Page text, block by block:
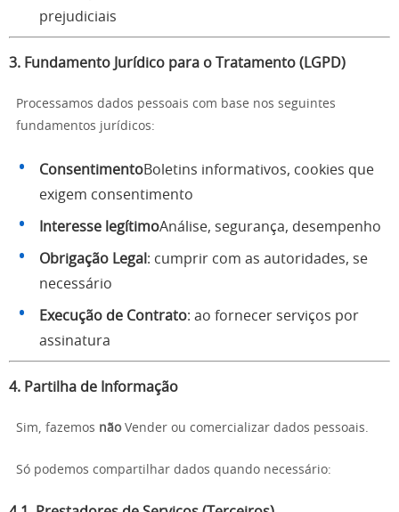
prejudiciais
3. Fundamento Jurídico para o Tratamento (LGPD)
Processamos dados pessoais com base nos seguintes
fundamentos jurídicos:
ConsentimentoBoletins informativos, cookies que
exigem consentimento
Interesse legítimoAnálise, segurança, desempenho
Obrigação Legal : cumprir com as autoridades, se
necessário
Execução de Contrato: ao fornecer serviços por
assinatura
4. Partilha de Informação
Sim, fazemos nãoVender ou comercializar dados pessoais.
Só podemos compartilhar dados quando necessário: